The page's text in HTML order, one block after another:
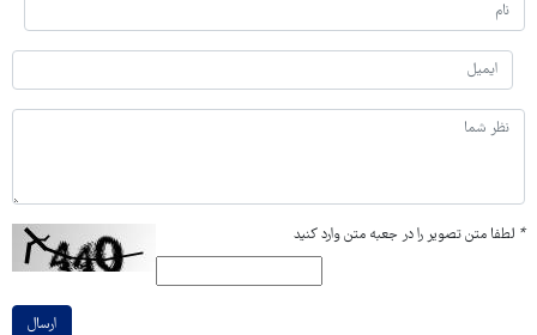
* لطفا متن تصویر را در جعبه متن وارد کنید
ارسال